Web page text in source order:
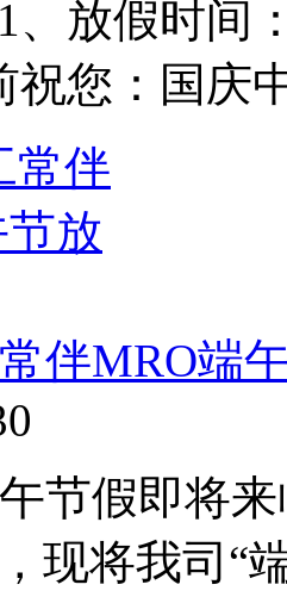
、放假时间
祝您：国庆
伴MRO端
节假即将
现将我司“